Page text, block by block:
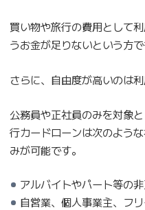
買い物や旅行の費用として
うお金が足りないという方
さらに、自由度が高いのは
公務員や正社員のみを対象
行カードローンは次のよう
みが可能です。
アルバイトやパート等の
自営業、個人事業主、フ